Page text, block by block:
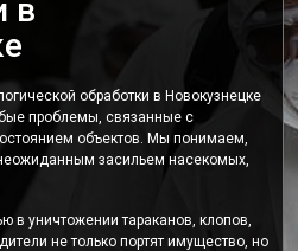
в
обработки в Новокузнецке
проблемы, связанные с
объектов. Мы понимаем,
неожиданным засильем насекомых,
в уничтожении тараканов, клопов,
не только портят имущество, но